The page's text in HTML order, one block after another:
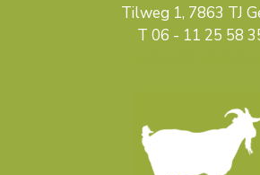
Tilweg 1, 7863 TJ
T 06 - 11 25 58